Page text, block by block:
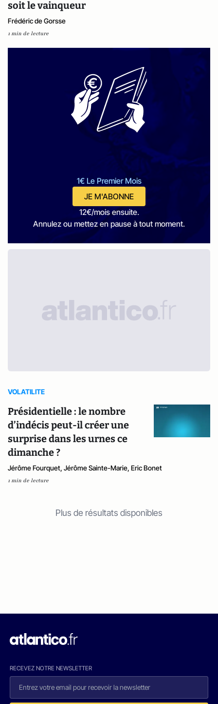
soit le vainqueur
Frédéric de Gorsse
1 min de lecture
1€ Le Premier Mois
JE M'ABONNE
12€/mois ensuite.
Annulez ou mettez en pause à tout moment.
VOLATILITE
Présidentielle : le nombre
d’indécis peut-il créer une
surprise dans les urnes ce
dimanche ?
Jérôme Fourquet, Jérôme Sainte-Marie, Eric Bonet
1 min de lecture
Plus de résultats disponibles
RECEVEZ NOTRE NEWSLETTER